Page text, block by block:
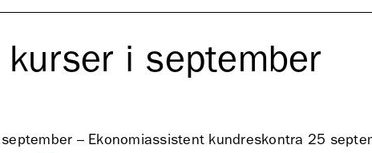
i september
– Ekonomiassistent kundreskontra 25